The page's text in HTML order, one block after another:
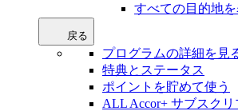
すべての目的地
戻る
プログラムの詳細を見
特典とステータス
ポイントを貯めて使う
ALL Accor+ サブスクリ